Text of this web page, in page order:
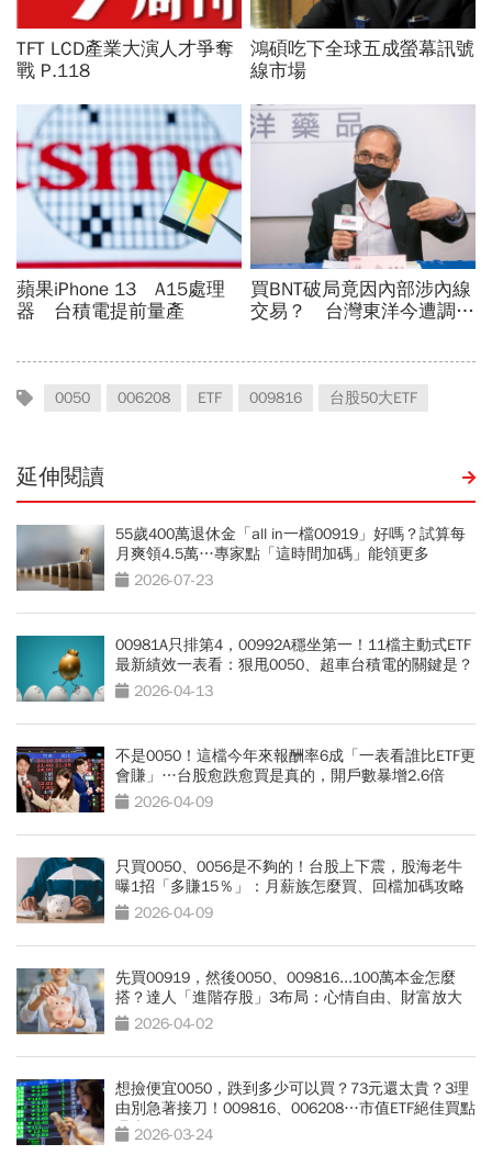
0050 006208 ETF 009816 台股50大ETF
延伸閱讀
55歲400萬退休金「all in一檔00919」好嗎？試算每
月爽領4.5萬…專家點「這時間加碼」能領更多
2026-07-23
00981A只排第4，00992A穩坐第一！11檔主動式ETF
最新績效一表看：狠甩0050、超車台積電的關鍵是？
2026-04-13
不是0050！這檔今年來報酬率6成「一表看誰比ETF更
會賺」…台股愈跌愈買是真的，開戶數暴增2.6倍
2026-04-09
只買0050、0056是不夠的！台股上下震，股海老牛
曝1招「多賺15％」：月薪族怎麼買、回檔加碼攻略
2026-04-09
先買00919，然後0050、009816...100萬本金怎麼
搭？達人「進階存股」3布局：心情自由、財富放大
2026-04-02
想撿便宜0050，跌到多少可以買？73元還太貴？3理
由別急著接刀！009816、006208…市值ETF絕佳買點
曝光2026-03-24